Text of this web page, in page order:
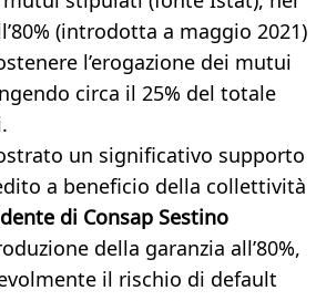
(introdotta a maggio 2021)
l’erogazione dei mutui
circa il 25% del totale
un significativo supporto
a beneficio della collettività
di Consap Sestino
della garanzia all’80%,
il rischio di default